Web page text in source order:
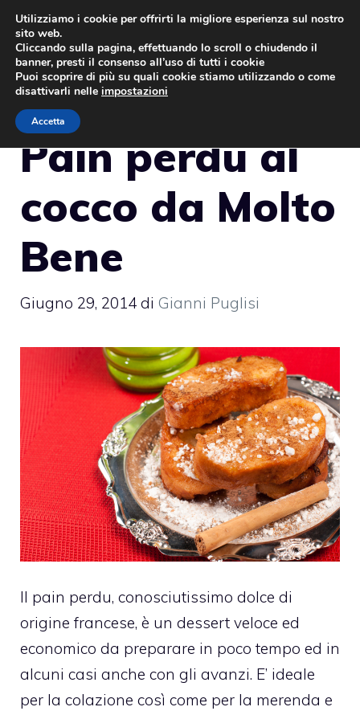
Vai
contenuto
Pain perdu al
cocco da Molto
Bene
Giugno 29, 2014 di Gianni Puglisi
Il pain perdu, conosciutissimo dolce di
origine francese, è un dessert veloce ed
economico da preparare in poco tempo ed in
alcuni casi anche con gli avanzi. E’ ideale
per la colazione così come per la merenda e
Utilizziamo i cookie per offrirti la migliore esperienza sul nostro
sito web.
Cliccando sulla pagina, effettuando lo scroll o chiudendo il
banner, presti il consenso all’uso di tutti i cookie
Puoi scoprire di più su quali cookie stiamo utilizzando o come
disattivarli nelle impostazioni
Accetta